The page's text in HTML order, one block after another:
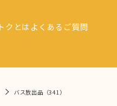
クとは よくあるご質問
バス放出品（341）